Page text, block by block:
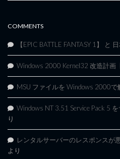
COMMENTS
【EPIC BATTLE FANTASY 1】 と
Windows 2000 Kernel32 改造計画
MSU ファイルを Windows 2000で
Windows NT 3.51 Service Pack 5
り
レンタルサーバーのレスポンスが
より